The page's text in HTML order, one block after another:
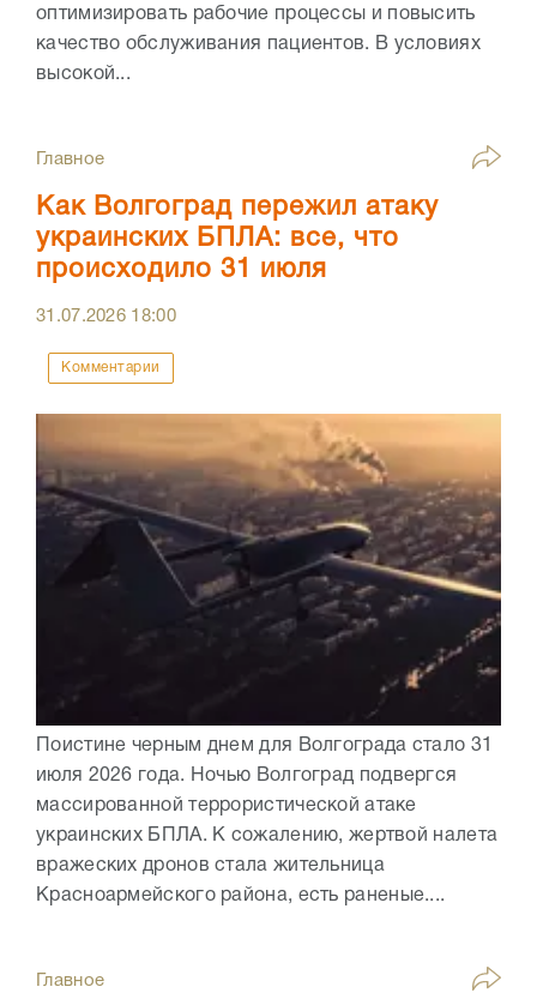
оптимизировать рабочие процессы и повысить
качество обслуживания пациентов. В условиях
высокой...
Главное
Как Волгоград пережил атаку
украинских БПЛА: все, что
происходило 31 июля
31.07.2026 18:00
Комментарии
Поистине черным днем для Волгограда стало 31
июля 2026 года. Ночью Волгоград подвергся
массированной террористической атаке
украинских БПЛА. К сожалению, жертвой налета
вражеских дронов стала жительница
Красноармейского района, есть раненые....
Главное